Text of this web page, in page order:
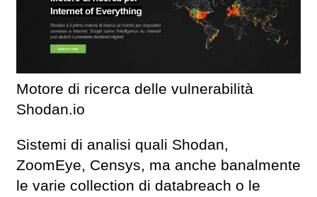
Motore di ricerca delle vulnerabilità
Shodan.io
Sistemi di analisi quali Shodan,
ZoomEye, Censys, ma anche banalmente
le varie collection di databreach o le